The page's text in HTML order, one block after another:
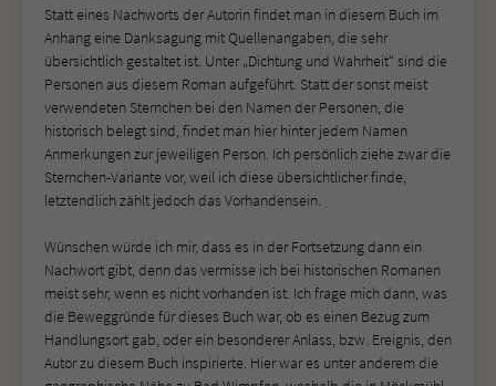
Statt eines Nachworts der Autorin findet man in diesem Buch im
Anhang eine Danksagung mit Quellenangaben, die sehr
übersichtlich gestaltet ist. Unter „Dichtung und Wahrheit“ sind die
Personen aus diesem Roman aufgeführt. Statt der sonst meist
verwendeten Sternchen bei den Namen der Personen, die
historisch belegt sind, findet man hier hinter jedem Namen
Anmerkungen zur jeweiligen Person. Ich persönlich ziehe zwar die
Sternchen-Variante vor, weil ich diese übersichtlicher finde,
letztendlich zählt jedoch das Vorhandensein.
Wünschen würde ich mir, dass es in der Fortsetzung dann ein
Nachwort gibt, denn das vermisse ich bei historischen Romanen
meist sehr, wenn es nicht vorhanden ist. Ich frage mich dann, was
die Beweggründe für dieses Buch war, ob es einen Bezug zum
Handlungsort gab, oder ein besonderer Anlass, bzw. Ereignis, den
Autor zu diesem Buch inspirierte. Hier war es unter anderem die